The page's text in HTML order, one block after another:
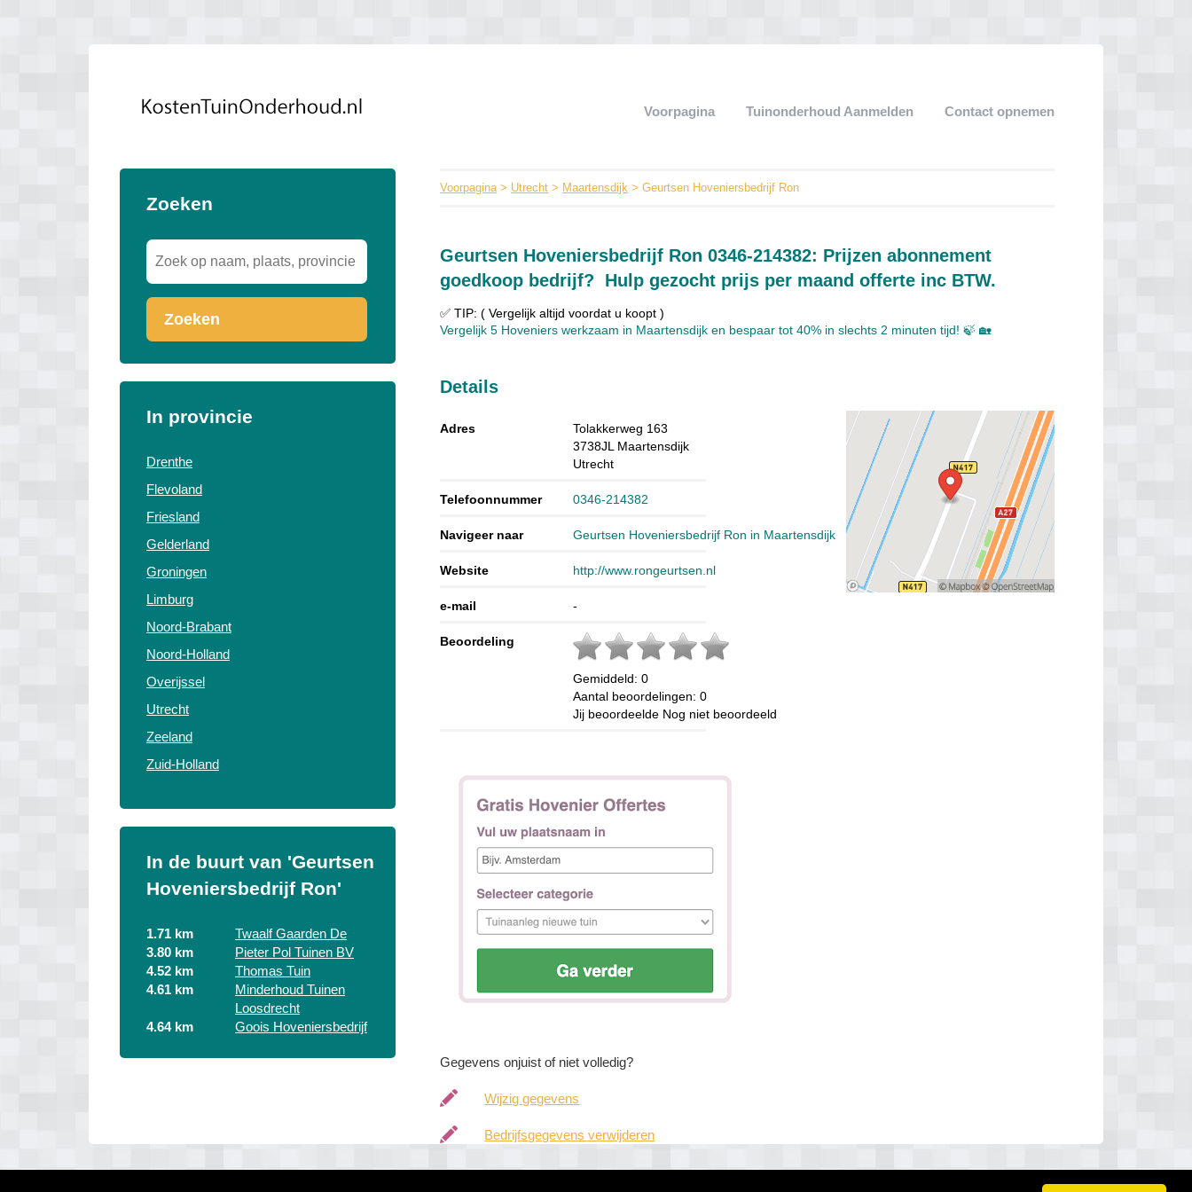
Voorpagina Tuinonderhoud Aanmelden Contact opnemen
Zoeken
Zoeken
In provincie
Drenthe
Flevoland
Friesland
Gelderland
Groningen
Limburg
Noord-Brabant
Noord-Holland
Overijssel
Utrecht
Zeeland
Zuid-Holland
In de buurt van 'Geurtsen
Hoveniersbedrijf Ron'
1.71 km
Twaalf Gaarden De
3.80 km
Pieter Pol Tuinen BV
4.52 km
Thomas Tuin
4.61 km
Minderhoud Tuinen
Loosdrecht
4.64 km
Goois Hoveniersbedrijf
Voorpagina> Utrecht > Maartensdijk > Geurtsen Hoveniersbedrijf Ron
Geurtsen Hoveniersbedrijf Ron 0346-214382: Prijzen abonnement
goedkoop bedrijf? Hulp gezocht prijs per maand offerte inc BTW.
✅ TIP: ( Vergelijk altijd voordat u koopt )
Vergelijk 5 Hoveniers werkzaam in Maartensdijk en bespaar tot 40% in slechts 2 minuten tijd! 🍃 🏡
Details
Adres
Tolakkerweg 163
3738JL Maartensdijk
Utrecht
Telefoonnummer 0346-214382
Navigeer naar Geurtsen Hoveniersbedrijf Ron in Maartensdijk
Website http://www.rongeurtsen.nl
e-mail -
Beoordeling
Gemiddeld:0
Aantal beoordelingen:0
Jij beoordeelde Nog niet beoordeeld
Gegevens onjuist of niet volledig?
Wijzig gegevens
Bedrijfsgegevens verwijderen